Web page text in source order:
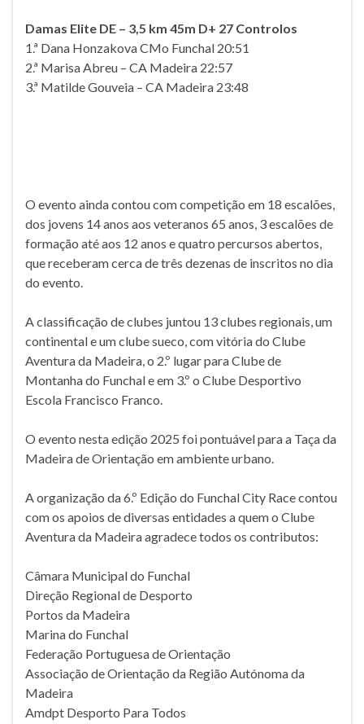
Damas Elite DE – 3,5 km 45m D+ 27 Controlos
1.ª Dana Honzakova CMo Funchal 20:51
2.ª Marisa Abreu – CA Madeira 22:57
3.ª Matilde Gouveia – CA Madeira 23:48
O evento ainda contou com competição em 18 escalões,
dos jovens 14 anos aos veteranos 65 anos, 3 escalões de
formação até aos 12 anos e quatro percursos abertos,
que receberam cerca de três dezenas de inscritos no dia
do evento.
A classificação de clubes juntou 13 clubes regionais, um
continental e um clube sueco, com vitória do Clube
Aventura da Madeira, o 2.º lugar para Clube de
Montanha do Funchal e em 3.º o Clube Desportivo
Escola Francisco Franco.
O evento nesta edição 2025 foi pontuável para a Taça da
Madeira de Orientação em ambiente urbano.
A organização da 6.º Edição do Funchal City Race contou
com os apoios de diversas entidades a quem o Clube
Aventura da Madeira agradece todos os contributos:
Câmara Municipal do Funchal
Direção Regional de Desporto
Portos da Madeira
Marina do Funchal
Federação Portuguesa de Orientação
Associação de Orientação da Região Autónoma da
Madeira
Amdpt Desporto Para Todos